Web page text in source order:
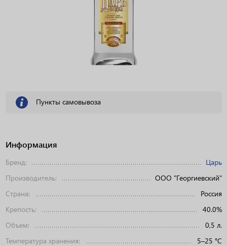
Информация
Бренд:
Царь
Производитель:
ООО "Георгиевский"
Страна:
Россия
Крепость:
40.0%
Объем:
0,5 л.
Температура хранения:
5–25 °C
Пункты самовывоза